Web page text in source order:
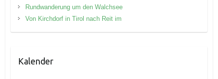
Rundwanderung um den Walchsee
Von Kirchdorf in Tirol nach Reit im
Kalender